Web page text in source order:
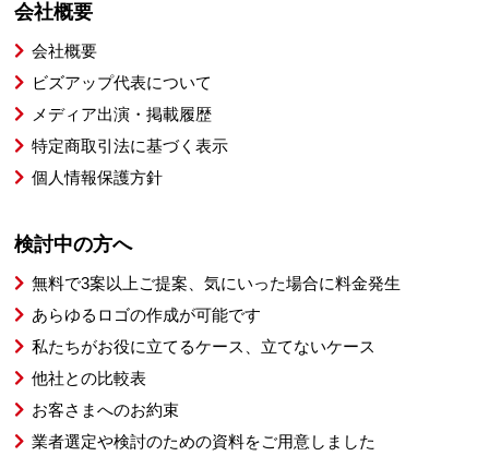
会社概要
会社概要
ビズアップ代表について
メディア出演・掲載履歴
特定商取引法に基づく表示
個人情報保護方針
検討中の方へ
無料で3案以上ご提案、気にいった場合に料金発生
あらゆるロゴの作成が可能です
私たちがお役に立てるケース、立てないケース
他社との比較表
お客さまへのお約束
業者選定や検討のための資料をご用意しました